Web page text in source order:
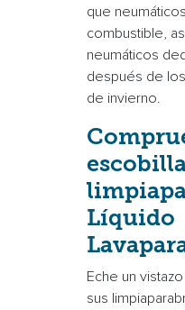
que
combustible,
neumáticos de
después de los
de invierno.
Líquido
Eche un
sus